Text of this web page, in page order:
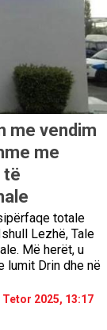
me vendim
me
të
totale
Lezhë, Tale
Më herët, u
lumit Drin dhe në
Tetor 2025, 13:17